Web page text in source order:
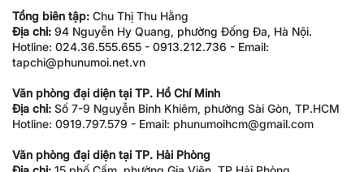
Tổng biên tập: Chu Thị Thu Hằng
Địa chỉ: 94 Nguyễn Hy Quang, phường Đống Đa, Hà Nội.
Hotline: 024.36.555.655 - 0913.212.736 - Email:
tapchi@phunumoi.net.vn
Văn phòng đại diện tại TP. Hồ Chí Minh
Địa chỉ: Số 7-9 Nguyễn Bỉnh Khiêm, phường Sài Gòn, TP.HCM
Hotline: 0919.797.579 - Email: phunumoihcm@gmail.com
Văn phòng đại diện tại TP. Hải Phòng
Địa chỉ: 15 phố Cấm, phường Gia Viên, TP Hải Phòng